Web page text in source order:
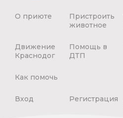
О приюте
Пристроить
животное
Движение
Краснодог
Помощь в
ДТП
Как помочь
Вход Регистрация